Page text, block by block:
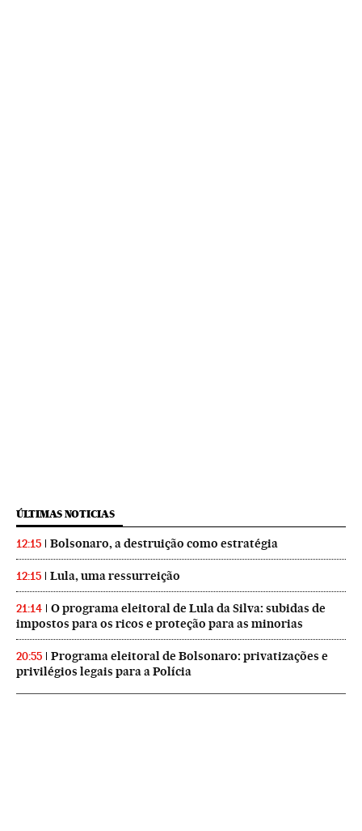
ÚLTIMAS NOTICIAS
12:15 Bolsonaro, a destruição como estratégia
12:15 Lula, uma ressurreição
21:14
O programa eleitoral de Lula da Silva: subidas de
impostos para os ricos e proteção para as minorias
20:55
Programa eleitoral de Bolsonaro: privatizações e
privilégios legais para a Polícia